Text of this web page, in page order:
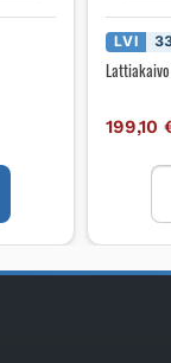
LVI
Lattiakaivo
199,10
R